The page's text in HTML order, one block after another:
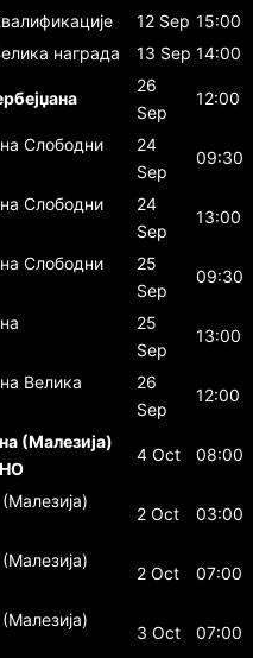
12 Sep 15:00
награда 13 Sep 14:00
26
Sep
12:00
Слободни
24
Sep
09:30
Слободни
24
Sep
13:00
Слободни
25
Sep
09:30
25
Sep
13:00
Велика
26
Sep
12:00
(Малезија)
4 Oct 08:00
2 Oct 03:00
2 Oct 07:00
3 Oct 07:00